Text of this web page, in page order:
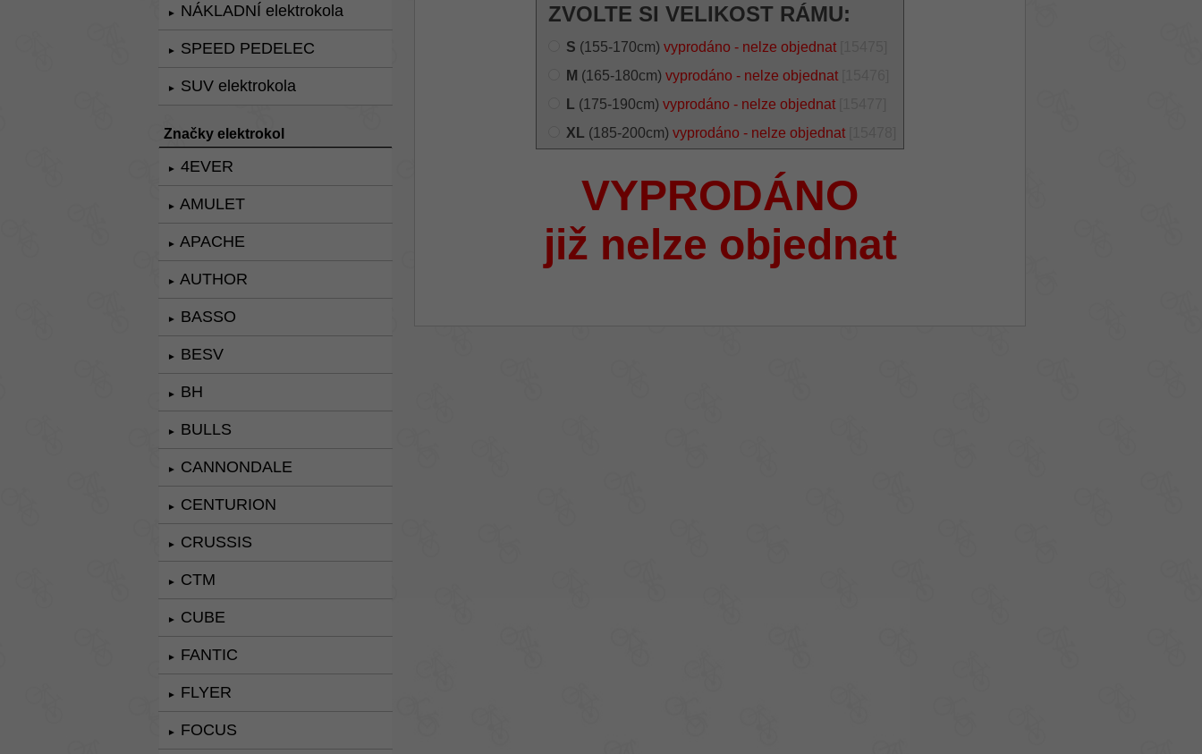
► NÁKLADNÍ elektrokola
► SPEED PEDELEC
► SUV elektrokola
Značky elektrokol
► 4EVER
► AMULET
► APACHE
► AUTHOR
► BASSO
► BESV
► BH
► BULLS
► CANNONDALE
► CENTURION
► CRUSSIS
► CTM
► CUBE
► FANTIC
► FLYER
► FOCUS
ZVOLTE SI VELIKOST RÁMU:
S (155-170cm) vyprodáno - nelze objednat
M (165-180cm) vyprodáno - nelze objednat
L (175-190cm) vyprodáno - nelze objednat
XL (185-200cm) vyprodáno - nelze objednat
VYPRODÁNO
již nelze objednat